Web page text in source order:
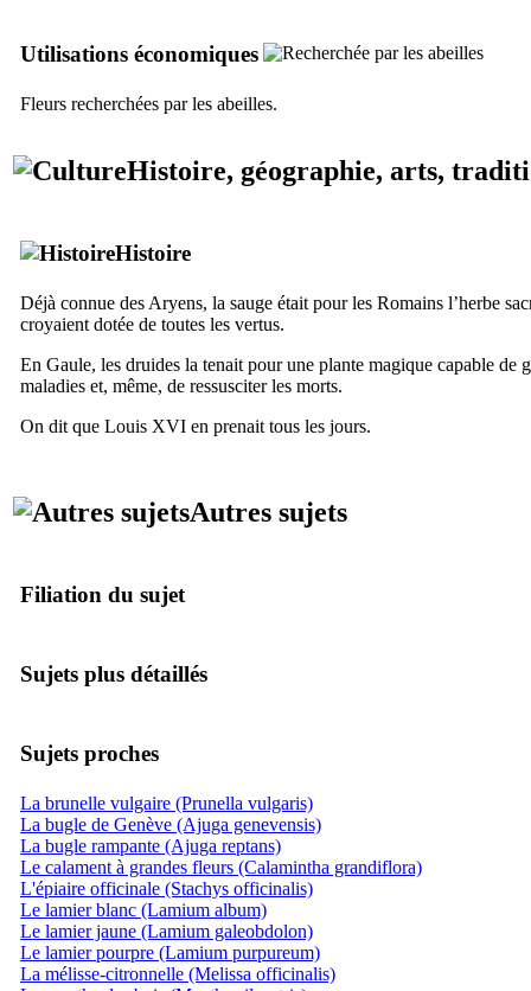
Utilisations économiques
Fleurs recherchées par les abeilles.
Histoire, géographie, arts,
Histoire
Déjà connue des Aryens, la sauge était pour les Romains l’herbe
croyaient dotée de toutes les vertus.
En Gaule, les druides la tenait pour une plante magique capable de
maladies et, même, de ressusciter les morts.
On dit que Louis XVI en prenait tous les jours.
Autres sujets
Filiation du sujet
Sujets plus détaillés
Sujets proches
La brunelle vulgaire (Prunella vulgaris)
La bugle de Genève (Ajuga genevensis)
La bugle rampante (Ajuga reptans)
Le calament à grandes fleurs (Calamintha grandiflora)
L'épiaire officinale (Stachys officinalis)
Le lamier blanc (Lamium album)
Le lamier jaune (Lamium galeobdolon)
Le lamier pourpre (Lamium purpureum)
La mélisse-citronnelle (Melissa officinalis)